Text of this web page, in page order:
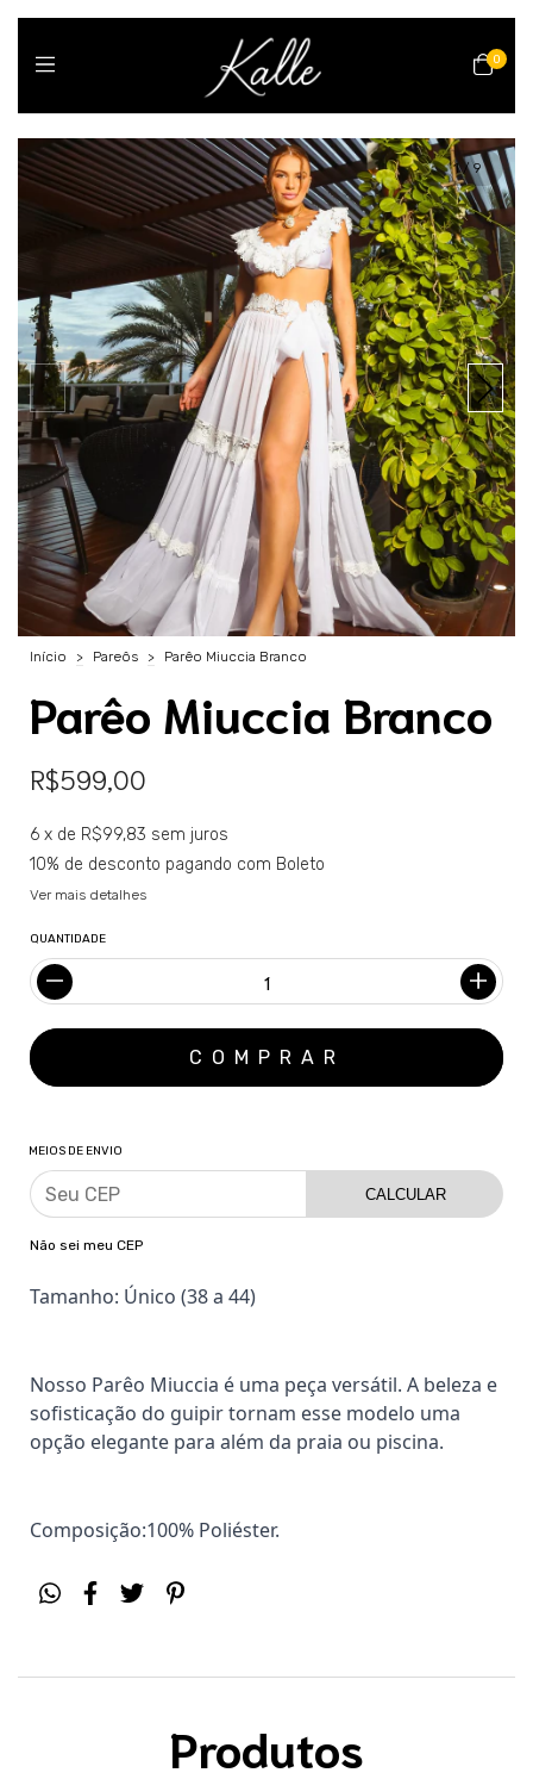
0
1/9
Início > Pareôs > Parêo Miuccia Branco
Parêo Miuccia Branco
R$599,00
6 x de R$99,83 sem juros
10% de desconto pagando com Boleto
Ver mais detalhes
QUANTIDADE
MEIOS DE ENVIO
CALCULAR
Não sei meu CEP
Tamanho: Único (38 a 44)
Nosso Parêo Miuccia é uma peça versátil. A beleza e
sofisticação do guipir tornam esse modelo uma
opção elegante para além da praia ou piscina.
Composição:100% Poliéster.
Produtos